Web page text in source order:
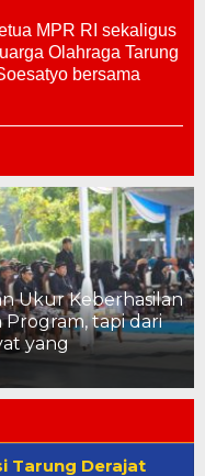
MPR RI sekaligus
Olahraga Tarung
bersama
Ukur Keberhasilan
Program, tapi dari
yang
Tarung Derajat